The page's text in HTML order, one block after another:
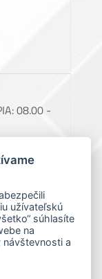
08.00 -
s.r.o.,
registri
vložka
užívateľskú
súhlasíte
na
návštevnosti a